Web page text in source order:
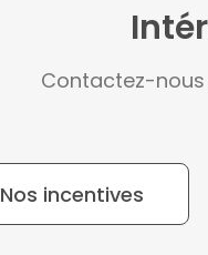
Contactez-
Nos incentives